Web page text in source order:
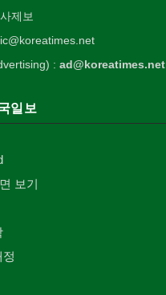
제보
: ad@koreatimes.net
일보
보기
정